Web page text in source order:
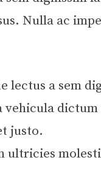
Nulla ac
lectus a sem
vehicula dictum
justo.
ultricies